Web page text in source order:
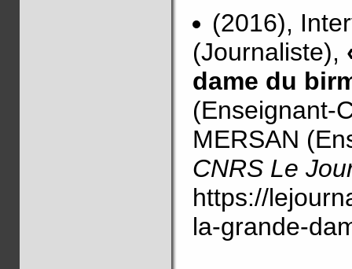
(2016),
(Journaliste),
dame du
(Enseignant-
MERSAN
CNRS Le
https://
la-grande-